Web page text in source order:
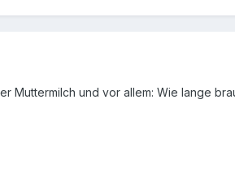
Muttermilch und vor allem: Wie lange